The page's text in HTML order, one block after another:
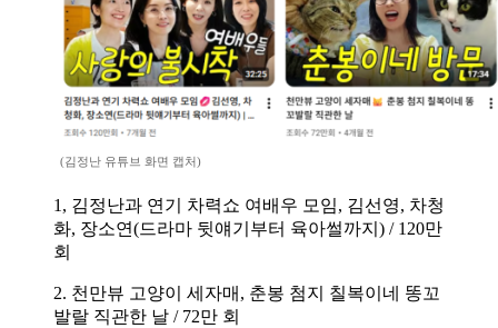
(김정난 유튜브 화면 캡처)
1, 김정난과 연기 차력쇼 여배우 모임, 김선영, 차청
화, 장소연(드라마 뒷얘기부터 육아썰까지) / 120만
회
2. 천만뷰 고양이 세자매, 춘봉 첨지 칠복이네 똥꼬
발랄 직관한 날 / 72만 회